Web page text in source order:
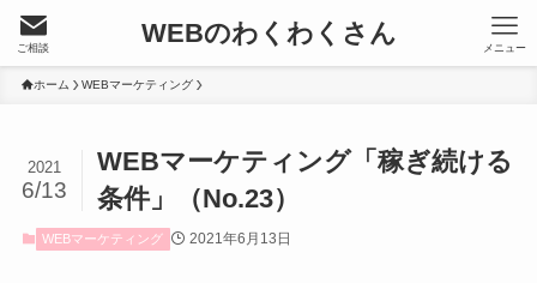
WEBのわくわくさん
ご相談 メニュー
ホーム WEBマーケティング
WEBマーケティング「稼ぎ続ける
条件」（No.23）
2021
6/13
WEBマーケティング 2021年6月13日